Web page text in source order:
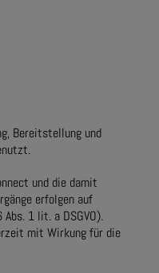
Bereitstellung und
und die damit
erfolgen auf
1 lit. a DSGVO).
mit Wirkung für die